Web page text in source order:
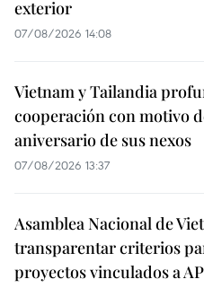
exterior
07/08/2026 14:08
Vietnam y Tailandia
cooperación con motivo
aniversario de sus nexos
07/08/2026 13:37
Asamblea Nacional de
transparentar criterios
proyectos vinculados a